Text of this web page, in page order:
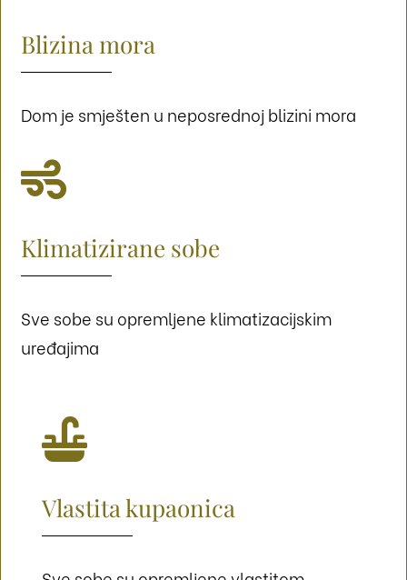
Blizina mora
Dom je smješten u neposrednoj blizini mora

Klimatizirane sobe
Sve sobe su opremljene klimatizacijskim
uređajima

Vlastita kupaonica